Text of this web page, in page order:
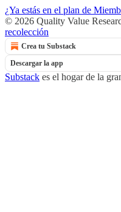
¿Ya estás en el plan de
© 2026 Quality Value
recolección
Crea tu Substack
Descargar la app
Substack es el hogar de la